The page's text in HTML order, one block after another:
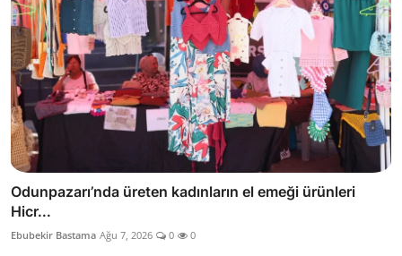
Odunpazarı’nda üreten kadınların el emeği ürünleri
Hicr...
Ebubekir Bastama Ağu 7, 2026 0 0